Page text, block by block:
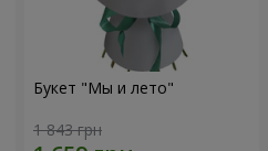
Букет "Мы и лето"
1 843 грн